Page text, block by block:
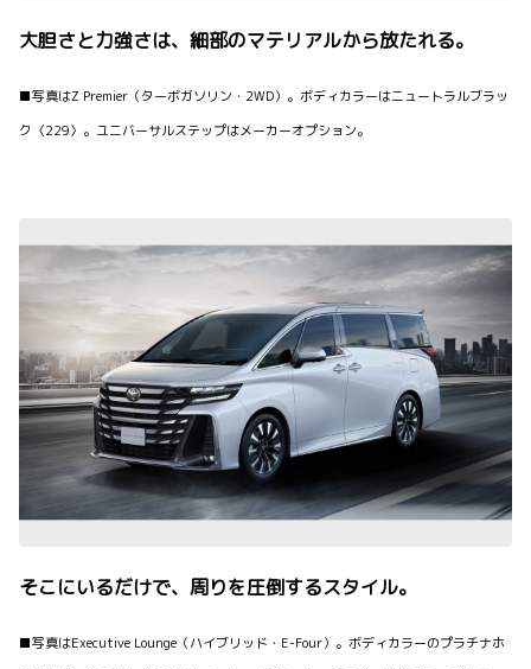
大胆さと力強さは、細部のマテリアルから放たれる。
■写真はZ Premier（ターボガソリン・2WD）。ボディカラーはニュートラルブラッ
ク〈229〉。ユニバーサルステップはメーカーオプション。
そこにいるだけで、周りを圧倒するスタイル。
■写真はExecutive Lounge（ハイブリッド・E-Four）。ボディカラーのプラチナホ